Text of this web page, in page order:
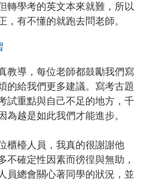
轉學考的英文本來就難，所以
，有不懂的就跑去問老師。
導，每位老師都鼓勵我們寫
的給我們更多建議。寫考古題
試重點與自己不足的地方，千
為越是如此我們才能進步。
檯人員，我真的很謝謝他
不確定性因素而徬徨與無助，
員總會關心著同學的狀況，並